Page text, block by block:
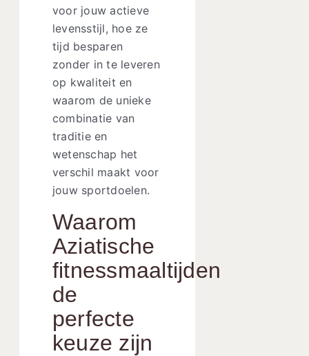
voor jouw actieve
levensstijl, hoe ze
tijd besparen
zonder in te leveren
op kwaliteit en
waarom de unieke
combinatie van
traditie en
wetenschap het
verschil maakt voor
jouw sportdoelen.
Waarom
Aziatische
fitnessmaaltijden
de
perfecte
keuze zijn